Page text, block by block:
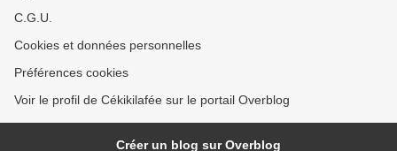
C.G.U.
Cookies et données personnelles
Préférences cookies
Voir le profil de Cékikilafée sur le portail Overblog
Créer un blog sur Overblog